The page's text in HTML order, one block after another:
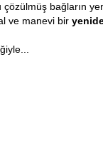
çözülmüş bağların
ve manevi bir